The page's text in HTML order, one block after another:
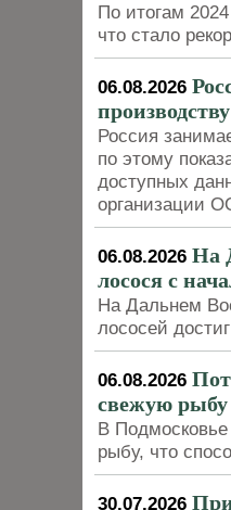
По итогам
что стало
06.08.2026
Россия
по этому
доступных
организации
06.08.2026 На
лосося с
На Дальнем
лососей
06.08.2026
свежую рыбу
В
рыбу, что
30.07.2026